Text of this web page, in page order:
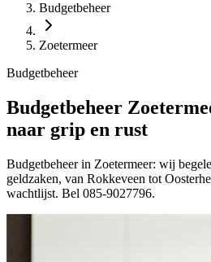
Budgetbeheer
Zoetermeer
Budgetbeheer
Budgetbeheer
naar grip en rust
Budgetbeheer in Zoetermeer: wij
geldzaken, van Rokkeveen tot
wachtlijst. Bel 085-9027796.